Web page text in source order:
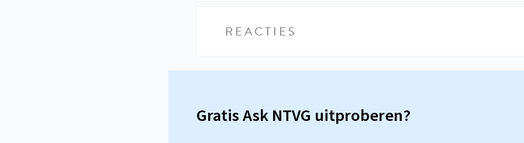
REACTIES
Gratis Ask NTVG uitproberen?